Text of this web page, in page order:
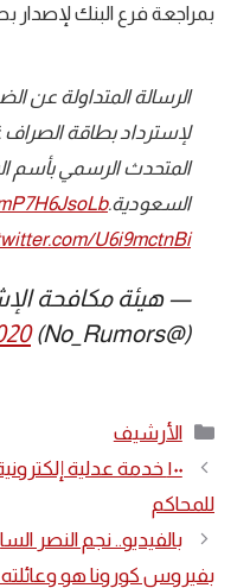
بمراجعة فرع البنك لإصدار
الرسالة المتداولة عن
لإسترداد بطاقة الصراف
المتحدث الرسمي بأسم
السعودية.
U6i9mctnBi
— هيئة مكافحة
(@No_Rumors)
التصنيفات
الأرشيف
١٠٠ خدمة عدلية
للمحاكم
بالفيديو.. نجم النصر
بفيروس كورونا هو وعائلته